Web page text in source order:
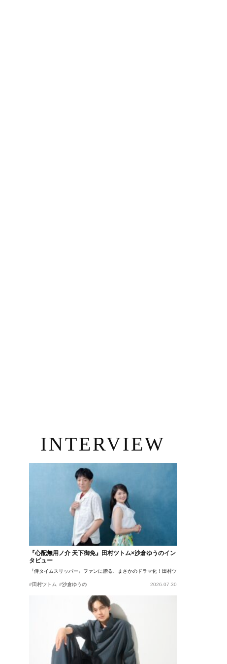
INTERVIEW
『心配無用ノ介 天下御免』田村ツトム×沙倉ゆうのイン
タビュー
『侍タイムスリッパー』ファンに贈る、まさかのドラマ化！田村ツトム×沙倉ゆうのが語
#田村ツトム #沙倉ゆうの 2026.07.30